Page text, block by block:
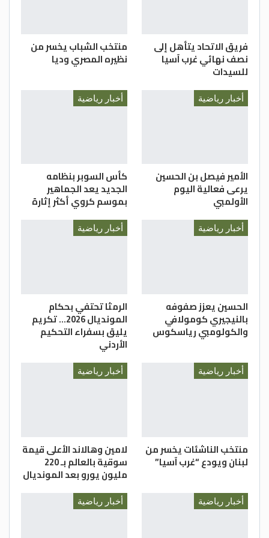
خاصة المجال الرياضي بالإضافة لاستقطاب أكبر
عدد من الشباب الأردني للمشاركة في أنشطة
الوزارة.
مي الحسيني/ مديرية شباب اربد
فريق الاتحاد يتأهل إلى
نصف نهائي غرب آسيا
للسيدات
منتخب الشباب يخسر من
نظيره المصري وديا
أخبار رياضية
الأمير فيصل بن الحسين
يرعى فعالية اليوم
الأولمبي
أخبار رياضية
كأس السوبر بنظامه
الجديد يعد الجماهير
بموسم كروي أكثر إثارة
أخبار رياضية
الحسين يعزز صفوفه
بالنيجيري كومولافي
والكولومبي رياسكوس
أخبار رياضية
الرمثا تحتفي بحكام
المونديال 2026… تكريم
يليق بسفراء التحكيم
الأردني
أخبار رياضية
منتخب الناشئات يخسر من
لبنان ويودع “غرب آسيا”
أخبار رياضية
لامين وهالاند الأعلى قيمة
سوقية بالعالم بـ 220
مليون يورو بعد المونديال
أخبار رياضية أخبار رياضية